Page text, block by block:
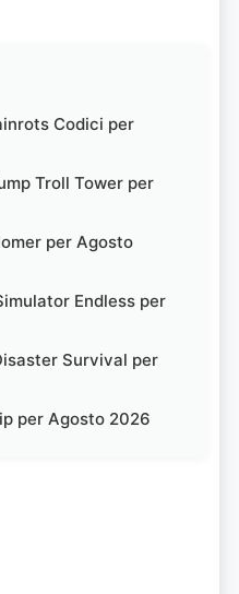
Codici per
Troll Tower per
per Agosto
Endless per
Survival per
per Agosto 2026